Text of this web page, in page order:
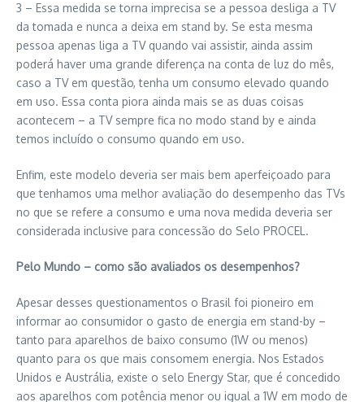
3 – Essa medida se torna imprecisa se a pessoa desliga a TV
da tomada e nunca a deixa em stand by. Se esta mesma
pessoa apenas liga a TV quando vai assistir, ainda assim
poderá haver uma grande diferença na conta de luz do mês,
caso a TV em questão, tenha um consumo elevado quando
em uso. Essa conta piora ainda mais se as duas coisas
acontecem – a TV sempre fica no modo stand by e ainda
temos incluído o consumo quando em uso.
Enfim, este modelo deveria ser mais bem aperfeiçoado para
que tenhamos uma melhor avaliação do desempenho das TVs
no que se refere a consumo e uma nova medida deveria ser
considerada inclusive para concessão do Selo PROCEL.
Pelo Mundo – como são avaliados os desempenhos?
Apesar desses questionamentos o Brasil foi pioneiro em
informar ao consumidor o gasto de energia em stand-by –
tanto para aparelhos de baixo consumo (1W ou menos)
quanto para os que mais consomem energia. Nos Estados
Unidos e Austrália, existe o selo Energy Star, que é concedido
aos aparelhos com potência menor ou igual a 1W em modo de